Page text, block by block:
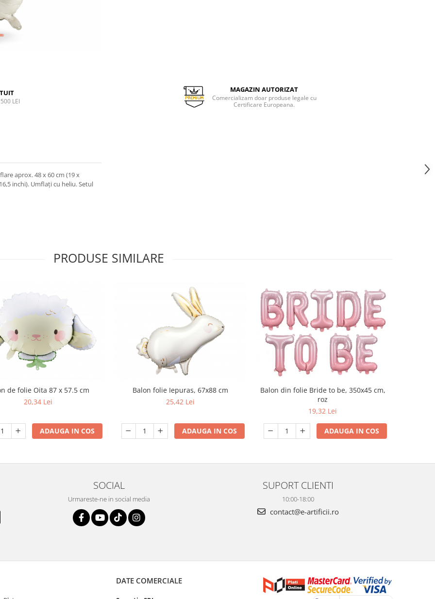
LEI
MAGAZIN AUTORIZAT
Comercializam doar produse legale cu
Certificare Europeana.
aprox. 48 x 60 cm (19 x
inchi). Umflați cu heliu. Setul
PRODUSE SIMILARE
de folie Oita 87 x 57.5 cm
20,34 Lei
ADAUGA IN COS
Balon folie Iepuras, 67x88 cm
25,42 Lei
ADAUGA IN COS
Balon din folie Bride to be, 350x45 cm,
roz
19,32 Lei
ADAUGA IN COS
SOCIAL
Urmareste-ne in social media
SUPORT CLIENTI
10:00-18:00
contact@e-artificii.ro
DATE COMERCIALE